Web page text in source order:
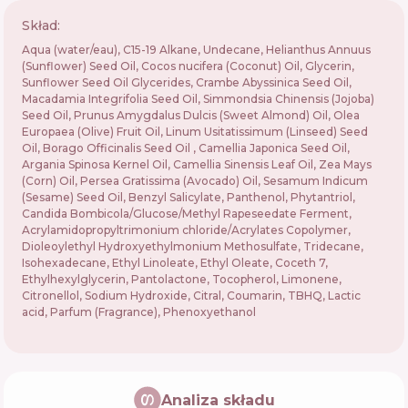
Skład:
Aqua (water/eau), C15-19 Alkane, Undecane, Helianthus Annuus
(Sunflower) Seed Oil, Cocos nucifera (Coconut) Oil, Glycerin,
Sunflower Seed Oil Glycerides, Crambe Abyssinica Seed Oil,
Macadamia Integrifolia Seed Oil, Simmondsia Chinensis (Jojoba)
Seed Oil, Prunus Amygdalus Dulcis (Sweet Almond) Oil, Olea
Europaea (Olive) Fruit Oil, Linum Usitatissimum (Linseed) Seed
Oil, Borago Officinalis Seed Oil , Camellia Japonica Seed Oil,
Argania Spinosa Kernel Oil, Camellia Sinensis Leaf Oil, Zea Mays
(Corn) Oil, Persea Gratissima (Avocado) Oil, Sesamum Indicum
(Sesame) Seed Oil, Benzyl Salicylate, Panthenol, Phytantriol,
Candida Bombicola/Glucose/Methyl Rapeseedate Ferment,
Acrylamidopropyltrimonium chloride/Acrylates Copolymer,
Dioleoylethyl Hydroxyethylmonium Methosulfate, Tridecane,
Isohexadecane, Ethyl Linoleate, Ethyl Oleate, Coceth 7,
Ethylhexylglycerin, Pantolactone, Tocopherol, Limonene,
Citronellol, Sodium Hydroxide, Citral, Coumarin, TBHQ, Lactic
acid, Parfum (Fragrance), Phenoxyethanol
Analiza składu